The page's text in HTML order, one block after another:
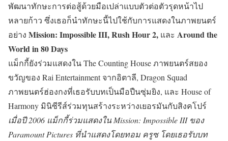
พัฒนาทักษะการต่อสู้ด้วยมือเปล่าแบบตัวต่อตัวรุดหน้าไป
หลายก้าว ซึ่งเธอก็นำทักษะนี้ไปใช้กับการแสดงในภาพยนตร์
อย่าง Mission: Impossible III, Rush Hour 2, และ Around the
World in 80 Days
แม็กกี้ยังร่วมแสดงใน The Counting House ภาพยนตร์สยอง
ขวัญของ Rai Entertainment จากอิตาลี, Dragon Squad
ภาพยนตร์ฮ่องกงที่เธอรับบทเป็นมือปืนซุ่มยิง, และ House of
Harmony มินิซีรีส์ร่วมทุนสร้างระหว่างเยอรมันกับสิงคโปร์
เมื่อปี 2006 แม็กกี้ร่วมแสดงใน Mission: Impossible III ของ
Paramount Pictures ที่นำแสดงโดยทอม ครูซ โดยเธอรับบท